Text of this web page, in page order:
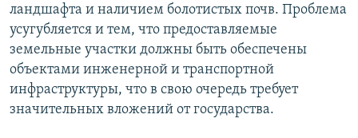
ландшафта и наличием болотистых почв. Проблема
усугубляется и тем, что предоставляемые
земельные участки должны быть обеспечены
объектами инженерной и транспортной
инфраструктуры, что в свою очередь требует
значительных вложений от государства.